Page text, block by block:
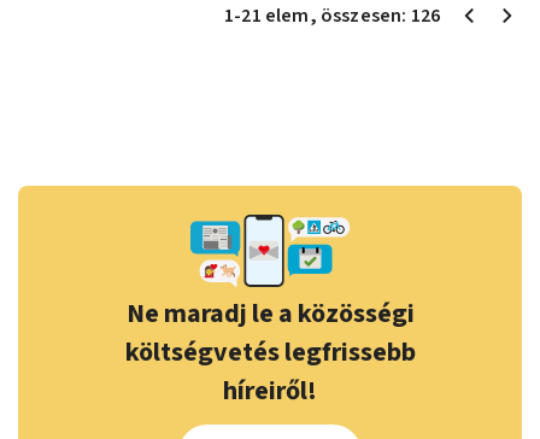
1-21 elem, összesen: 126
Ne maradj le a közösségi
költségvetés legfrissebb
híreiről!